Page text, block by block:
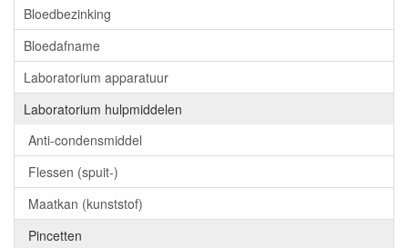
Bloedbezinking
Bloedafname
Laboratorium apparatuur
Laboratorium hulpmiddelen
Anti-condensmiddel
Flessen (spuit-)
Maatkan (kunststof)
Pincetten